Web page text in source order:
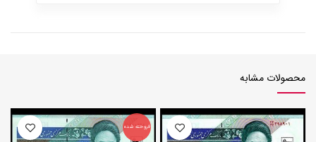
محصولات مشابه
فروخته شده